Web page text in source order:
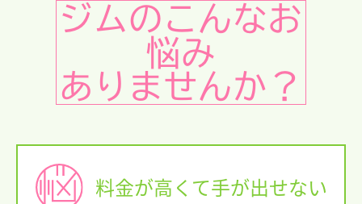
ジムのこんなお
悩み
ありませんか？
料金が高くて手が出せない